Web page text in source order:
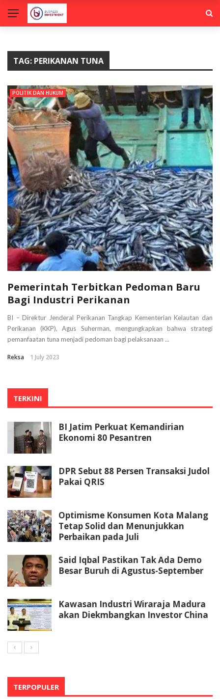
TAG: PERIKANAN TUNA
POLITIK DAN HUKUM
Pemerintah Terbitkan Pedoman Baru
Bagi Industri Perikanan
BI – Direktur Jenderal Perikanan Tangkap Kementerian Kelautan dan
Perikanan (KKP), Agus Suherman, mengungkapkan bahwa strategi
pemanfaatan tuna menjadi pedoman bagi pelaksanaan ...
Reksa 1 July 2023
TERKINI
BI Jatim Perkuat Kemandirian
Ekonomi 80 Pesantren
DPR Sebut 88 Persen Transaksi Judol
Pakai QRIS
Optimisme Konsumen Kota Malang
Tetap Solid dan Menunjukkan
Perbaikan pada Juli
Said Iqbal Pastikan Tak Ada Demo
Besar Buruh di Agustus-September
Kawasan Industri Wiraraja Madura
akan Diekmbangkan Investor China
TERPOPULER